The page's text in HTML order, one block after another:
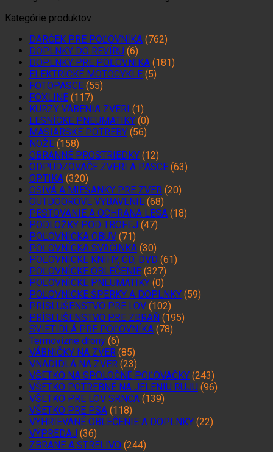
Kategórie produktov
DARČEK PRE POĽOVNÍKA (762)
DOPLNKY DO REVÍRU (6)
DOPLNKY PRE POĽOVNÍKA (181)
ELEKTRICKÉ MOTOCYKLE (5)
FOTOPASCE (55)
FOXLINE (117)
KURZY VÁBENIA ZVERI (1)
LESNÍCKE PNEUMATIKY (0)
MÄSIARSKE POTREBY (56)
NOŽE (158)
OBRANNÉ PROSTRIEDKY (12)
ODPUDZOVAČE ZVERI A PASCE (63)
OPTIKA (320)
OSIVÁ A MIEŠANKY PRE ZVER (20)
OUTDOOROVÉ VYBAVENIE (68)
PESTOVANIE A OCHRANA LESA (18)
PODLOŽKY POD TROFEJ (47)
POĽOVNÍCKA OBUV (71)
POĽOVNÍCKA SVAČINKA (30)
POĽOVNÍCKE KNIHY, CD, DVD (61)
POĽOVNÍCKE OBLEČENIE (327)
POĽOVNÍCKE PNEUMATIKY (0)
POĽOVNÍCKE ŠPERKY A DOPLNKY (59)
PRÍSLUŠENSTVO PRE LOV (102)
PRÍSLUŠENSTVO PRE ZBRAŇ (195)
SVIETIDLÁ PRE POĽOVNÍKA (78)
Termovízne drony (6)
VÁBNIČKY NA ZVER (85)
VNADIDLÁ NA ZVER (23)
VŠETKO NA SPOLOČNÉ POĽOVAČKY (243)
VŠETKO POTREBNÉ NA JELENIU RUJU (96)
VŠETKO PRE LOV SRNCA (139)
VŠETKO PRE PSA (118)
VYHRIEVANÉ OBLEČENIE A DOPLNKY (22)
VÝPREDAJ (36)
ZBRANE A STRELIVO (244)